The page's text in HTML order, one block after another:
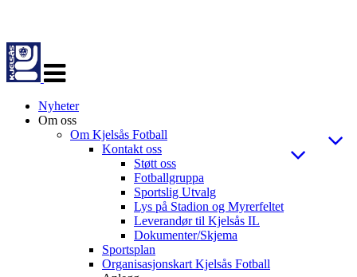
navigasjon
Nyheter
Om oss
Om Kjelsås Fotball
Kontakt oss
Støtt oss
Fotballgruppa
Sportslig Utvalg
Lys på Stadion og Myrerfeltet
Leverandør til Kjelsås IL
Dokumenter/Skjema
Sportsplan
Organisasjonskart Kjelsås Fotball